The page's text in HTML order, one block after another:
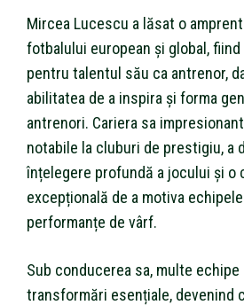
Mircea Lucescu a lăsat o
fotbalului european și global,
pentru talentul său ca antrenor,
abilitatea de a inspira și forma
antrenori. Cariera sa
notabile la cluburi de prestigiu, a
înțelegere profundă a jocului și o
excepțională de a motiva
performanțe de vârf.
Sub conducerea sa, multe
transformări esențiale, devenind